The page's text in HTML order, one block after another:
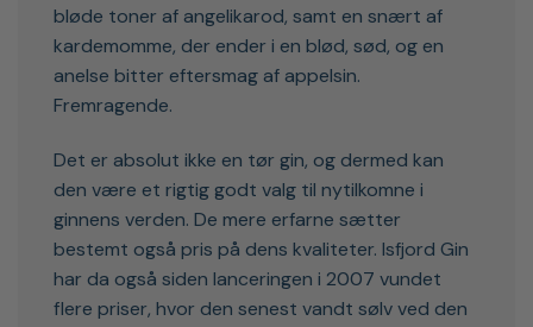
bløde toner af angelikarod, samt en snært af
kardemomme, der ender i en blød, sød, og en
anelse bitter eftersmag af appelsin.
Fremragende.
Det er absolut ikke en tør gin, og dermed kan
den være et rigtig godt valg til nytilkomne i
ginnens verden. De mere erfarne sætter
bestemt også pris på dens kvaliteter. Isfjord Gin
har da også siden lanceringen i 2007 vundet
flere priser, hvor den senest vandt sølv ved den